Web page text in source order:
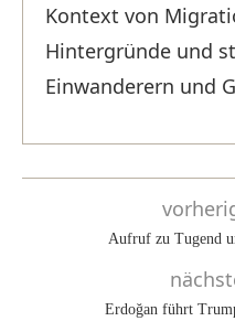
Kontext von
Hintergründe und
Einwanderern und
Aufruf zu Tugend
Erdoğan führt